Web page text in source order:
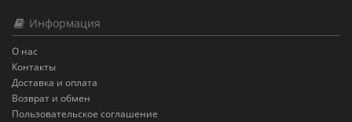
Информация
О нас
Контакты
Доставка и оплата
Возврат и обмен
Пользовательское соглашение